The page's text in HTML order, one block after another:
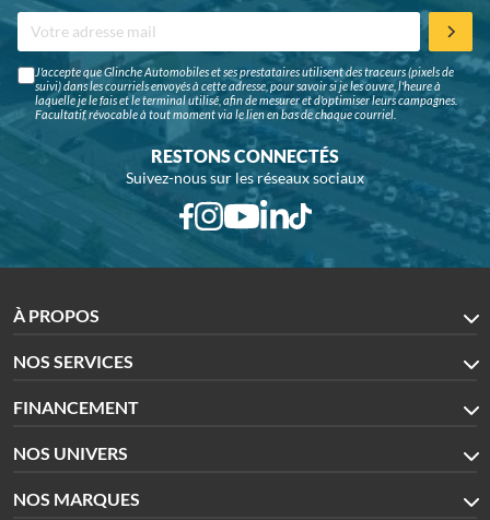
J'accepte que Glinche Automobiles et ses prestataires utilisent des traceurs (pixels de
suivi) dans les courriels envoyés à cette adresse, pour savoir si je les ouvre, l'heure à
laquelle je le fais et le terminal utilisé, afin de mesurer et d'optimiser leurs campagnes.
Facultatif, révocable à tout moment via le lien en bas de chaque courriel.
RESTONS CONNECTÉS
Suivez-nous sur les réseaux sociaux
À PROPOS
NOS SERVICES
FINANCEMENT
NOS UNIVERS
NOS MARQUES